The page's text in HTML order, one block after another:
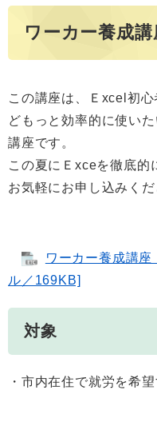
ワーカー養成講
この講座は、Ｅxcel初
どもっと効率的に使い
講座です。
この夏にＥxceを徹底的
お気軽にお申し込みくだ
ワーカー養成講
ル／169KB]
対象
・市内在住で就労を希